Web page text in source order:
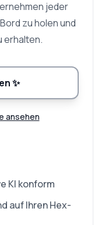
jeder
zu holen und
erhalten.
✨
ansehen
KI konform
auf Ihren Hex-